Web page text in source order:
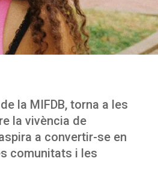
la MIFDB, torna a les
la vivència de
a convertir-se en
comunitats i les